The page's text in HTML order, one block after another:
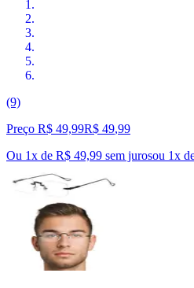
(9)
Preço R$ 49,99R$ 49,99
Ou 1x de R$ 49,99 sem jurosou 1x